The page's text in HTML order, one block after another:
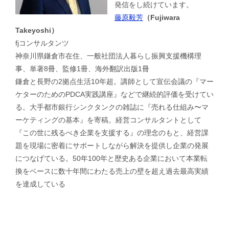
発信をし続けています。
藤原毅芳 （Fujiwara
Takeyoshi）
fjコンサルタンツ
神奈川県鎌倉市在住、一般社団法人暮らし振興支援機構理
事、単著8冊、監修1冊、海外翻訳出版1冊
鎌倉と長野の2拠点生活10年超。講師として宣伝会議の『マー
ケターのためのPDCA実践講座』などで継続的評価を受けてい
る。大手都市銀行シンクタンクの雑誌に『売れる仕組み〜マ
ーケティングの基本』を寄稿。経営コンサルタントとして
『この世に残るべき企業を支援する』の理念のもと、経営課
題を現場に密着にサポートしながら解決を提供し企業の発展
につなげている。50年100年と歴史ある企業において本業転
換をベースに数十年間にわたる売上の壁を超え過去最高実績
を達成している